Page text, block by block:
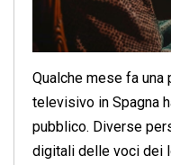
Qualche mese fa una
televisivo in Spagna
pubblico. Diverse
digitali delle voci dei